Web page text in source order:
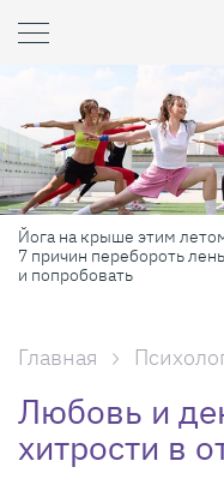
Йога на крыше этим
7 причин перебороть лень
и попробовать
Главная
Любовь и
хитрости в